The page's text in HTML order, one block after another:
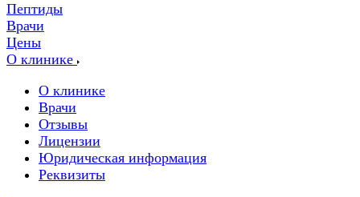
Пептиды
Врачи
Цены
О клинике
О клинике
Врачи
Отзывы
Лицензии
Юридическая информация
Реквизиты